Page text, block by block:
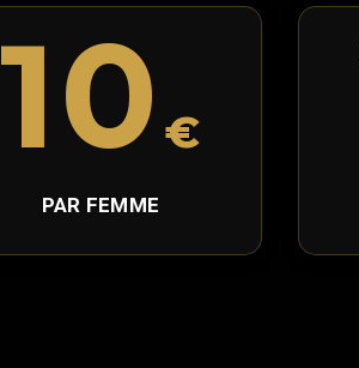
10 €
PAR FEMME